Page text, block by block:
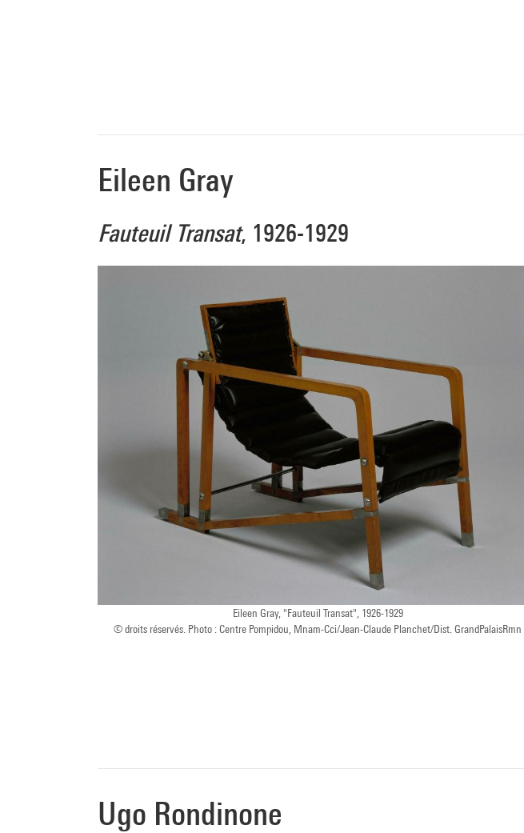
Eileen Gray
Fauteuil Transat, 1926-1929
Eileen Gray, "Fauteuil Transat", 1926-1929
© droits réservés. Photo : Centre Pompidou, Mnam-Cci/Jean-Claude Planchet/Dist. GrandPalaisRmn
Ugo Rondinone